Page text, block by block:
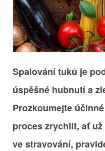
Spalování tuků je
úspěšné hubnutí a
Prozkoumejte
proces zrychlit, ať
ve stravování,